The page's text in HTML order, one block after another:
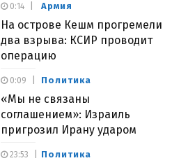
Армия
На острове Кешм прогремели
два взрыва: КСИР проводит
операцию
0:14
Политика
«Мы не связаны
соглашением»: Израиль
пригрозил Ирану ударом
0:09
Политика
23:53